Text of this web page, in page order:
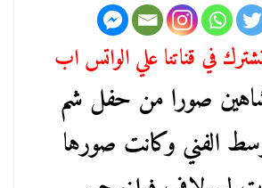
في قناتنا علي الواتس اب
صورا من حفل شم
الفني وكانت صورها